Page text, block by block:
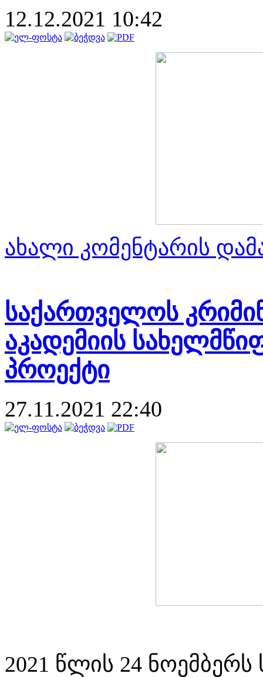
12.12.2021 10:42
ახალი კომენტარის
საქართველოს
აკადემიის
პროექტი
27.11.2021 22:40
2021 წლის 24